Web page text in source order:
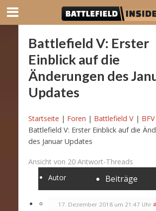
Battlefield V: Erster
Einblick auf die
Änderungen des
Updates
Startseite | Foren | Battlefield V |
Battlefield V: Erster Einblick auf die
des Januar Updates
Ansicht von 20 Antwort-Threads
Autor
Beiträge
17. Dezember 2018 um 21:47 Uhr